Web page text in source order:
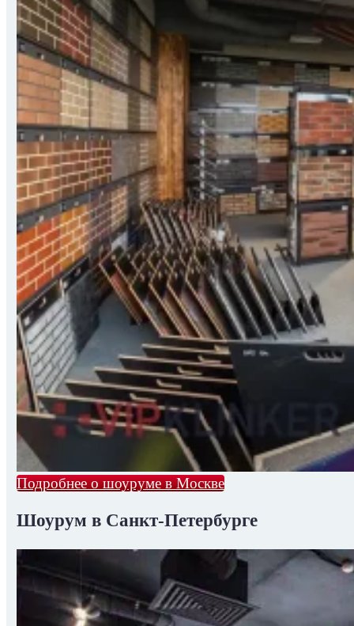
Подробнее о шоуруме в Москве
Шоурум в Санкт-Петербурге